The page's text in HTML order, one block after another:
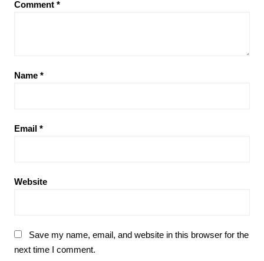
Comment *
Name *
Email *
Website
Save my name, email, and website in this browser for the
next time I comment.